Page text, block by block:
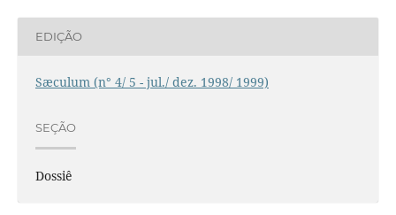
EDIÇÃO
Sæculum (n° 4/ 5 - jul./ dez. 1998/ 1999)
SEÇÃO
Dossiê